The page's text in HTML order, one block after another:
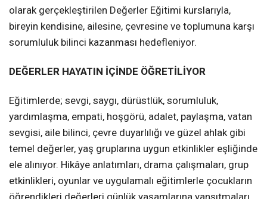
olarak gerçekleştirilen Değerler Eğitimi kurslarıyla,
bireyin kendisine, ailesine, çevresine ve toplumuna karşı
sorumluluk bilinci kazanması hedefleniyor.
DEĞERLER HAYATIN İÇİNDE ÖĞRETİLİYOR
Eğitimlerde; sevgi, saygı, dürüstlük, sorumluluk,
yardımlaşma, empati, hoşgörü, adalet, paylaşma, vatan
sevgisi, aile bilinci, çevre duyarlılığı ve güzel ahlak gibi
temel değerler, yaş gruplarına uygun etkinlikler eşliğinde
ele alınıyor. Hikâye anlatımları, drama çalışmaları, grup
etkinlikleri, oyunlar ve uygulamalı eğitimlerle çocukların